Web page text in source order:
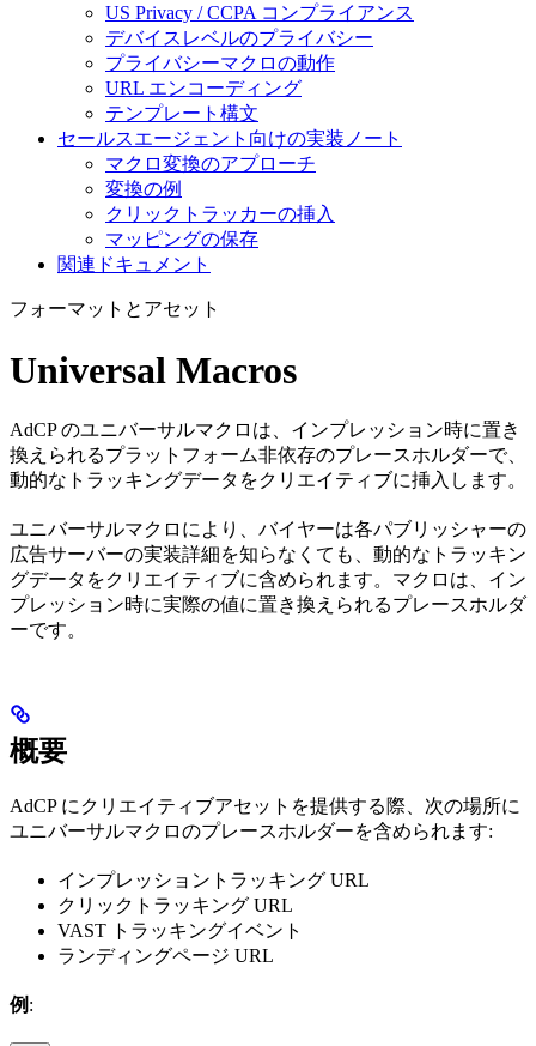
US Privacy / CCPA コンプライアンス
デバイスレベルのプライバシー
プライバシーマクロの動作
URL エンコーディング
テンプレート構文
セールスエージェント向けの実装ノート
マクロ変換のアプローチ
変換の例
クリックトラッカーの挿入
マッピングの保存
関連ドキュメント
フォーマットとアセット
Universal Macros
AdCP のユニバーサルマクロは、インプレッション時に置き
換えられるプラットフォーム非依存のプレースホルダーで、
動的なトラッキングデータをクリエイティブに挿入します。
ユニバーサルマクロにより、バイヤーは各パブリッシャーの
広告サーバーの実装詳細を知らなくても、動的なトラッキン
グデータをクリエイティブに含められます。マクロは、イン
プレッション時に実際の値に置き換えられるプレースホルダ
ーです。
概要
AdCP にクリエイティブアセットを提供する際、次の場所に
ユニバーサルマクロのプレースホルダーを含められます:
インプレッショントラッキング URL
クリックトラッキング URL
VAST トラッキングイベント
ランディングページ URL
例 :